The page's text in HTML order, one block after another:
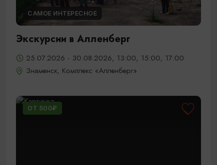
САМОЕ ИНТЕРЕСНОЕ
Экскурсии в Алленберг
25.07.2026 - 30.08.2026, 13:00, 15:00, 17:00
Знаменск, Комплекс «Алленберг»
ОТ 500₽